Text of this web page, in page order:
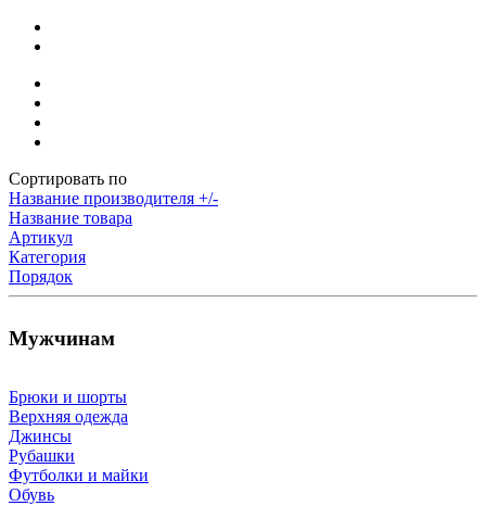
Сортировать по
Название производителя +/-
Название товара
Артикул
Категория
Порядок
Мужчинам
Брюки и шорты
Верхняя одежда
Джинсы
Рубашки
Футболки и майки
Обувь